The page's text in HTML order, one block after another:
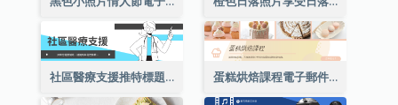
社區醫療支援推特標題 蛋糕烘焙課程電子郵件標題